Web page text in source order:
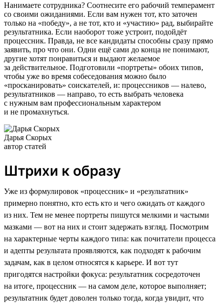
Нанимаете сотрудника? Соотнесите его рабочий темперамент
со своими ожиданиями. Если вам нужен тот, кто заточен
только на «победу», а не тот, кто и «участию» рад, выбирайте
результатника. Если наоборот тоже устроит, подойдёт
процессник. Правда, не все кандидаты способны сразу прямо
заявить, про что они. Одни ещё сами до конца не понимают,
другие хотят понравиться и выдают желаемое
за действительное. Подготовили «портреты» обоих типов,
чтобы уже во время собеседования можно было
«просканировать» соискателей, и: процессников — налево,
результатников — направо, то есть выбрать человека
с нужным вам профессиональным характером
и не промахнуться.
Дарья Скорых
автор статей
Штрихи к образу
Уже из формулировок «процессник» и «результатник»
примерно понятно, кто есть кто и чего ожидать от каждого
из них. Тем не менее портреты пишутся мелкими и частыми
мазками — вот на них и стоит задержать взгляд. Посмотрим
на характерные черты каждого типа: как почитатели процесса
и адепты результата проявляются, как подходят к рабочим
задачам, как в целом относятся к карьере. И вот тут
пригодятся настройки фокуса: результатник сосредоточен
на итоге, процессник — на самом деле, которое выполняет;
результатник будет доволен только тогда, когда увидит, что